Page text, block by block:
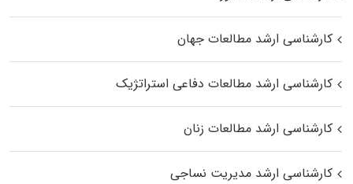
کارشناسی ارشد مطالعات جهان
کارشناسی ارشد مطالعات دفاعی استراتژیک
کارشناسی ارشد مطالعات زنان
کارشناسی ارشد مدیریت نساجی